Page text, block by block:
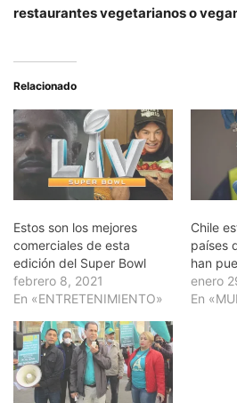
restaurantes vegetarianos o
Relacionado
Estos son los mejores
comerciales de esta
edición del Super Bowl
febrero 8, 2021
En «ENTRETENIMIENTO»
Chile
países
han
enero
En